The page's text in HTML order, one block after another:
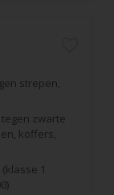
strepen,
zwarte
koffers,
1